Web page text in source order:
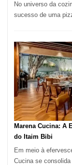
No universo da
sucesso de uma
Marena Cucina: A
do Itaim Bibi
Em meio à
Cucina se